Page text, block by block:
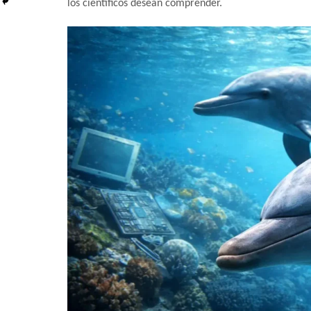
los científicos desean comprender.